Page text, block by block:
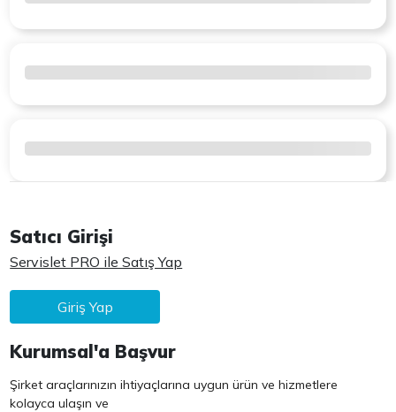
Satıcı Girişi
Servislet PRO ile Satış Yap
Giriş Yap
Kurumsal'a Başvur
Şirket araçlarınızın ihtiyaçlarına uygun ürün ve hizmetlere
kolayca ulaşın ve